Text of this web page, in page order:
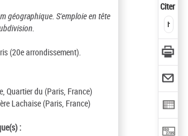
géographique. S'emploie en tête
(20e arrondissement).
Quartier du (Paris, France)
Lachaise (Paris, France)
:
Citer